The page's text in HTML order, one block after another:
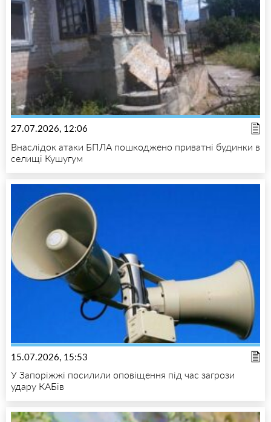
27.07.2026, 12:06
Внаслідок атаки БПЛА пошкоджено приватні будинки в
селищі Кушугум
15.07.2026, 15:53
У Запоріжжі посилили оповіщення під час загрози
удару КАБів